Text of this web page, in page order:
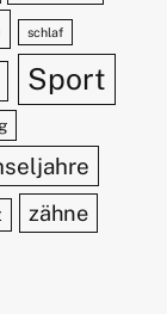
schlaf
Sport
zähne